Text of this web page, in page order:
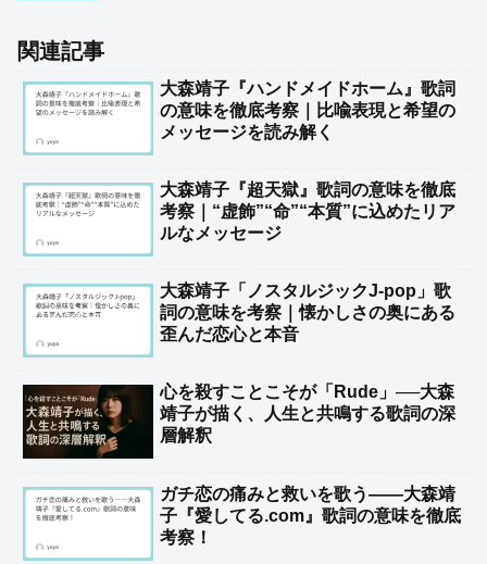
関連記事
大森靖子『ハンドメイドホーム』歌詞
の意味を徹底考察｜比喩表現と希望の
メッセージを読み解く
大森靖子『超天獄』歌詞の意味を徹底
考察｜“虚飾”“命”“本質”に込めたリア
ルなメッセージ
大森靖子「ノスタルジックJ-pop」歌
詞の意味を考察｜懐かしさの奥にある
歪んだ恋心と本音
心を殺すことこそが「Rude」──大森
靖子が描く、人生と共鳴する歌詞の深
層解釈
ガチ恋の痛みと救いを歌う――大森靖
子『愛してる.com』歌詞の意味を徹底
考察！